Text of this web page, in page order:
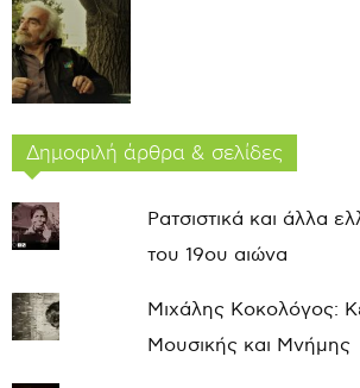
Δημοφιλή άρθρα & σελίδες
Ρατσιστικά και άλλα
του 19ου αιώνα
Μιχάλης Κοκολόγος:
Μουσικής και Μνήμης